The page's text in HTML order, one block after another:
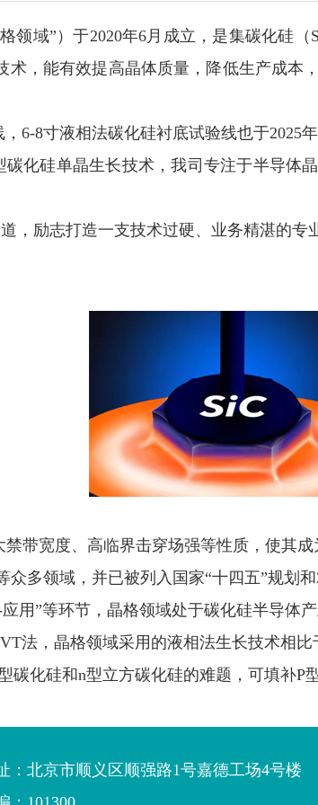
领域”）于2020年6月成立，是集碳化硅
，能有效提高晶体质量，降低生产成本
，6-8寸液相法碳化硅衬底试验线也于2025
碳化硅单晶生长技术，我司专注于半导体
，励志打造一支技术过硬、业务精湛的
带宽度、高临界击穿场强等性质，使其
多领域，并已被列入国家“十四五”规划
”等环节，晶格领域处于碳化硅半导体
法， 晶格领域采用的液相法生长技术相
化硅和n型立方碳化硅的难题，可填补P
：北京市顺义区顺强路1号嘉德工场4号楼